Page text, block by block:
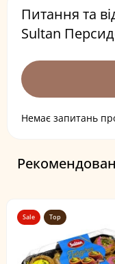
Питання та
Sultan
Немає запитань
Sale Top